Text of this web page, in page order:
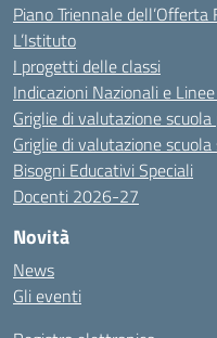
Piano Triennale dell’Offerta
L’Istituto
I progetti delle classi
Indicazioni Nazionali e
Griglie di valutazione
Griglie di valutazione
Bisogni Educativi Speciali
Docenti 2026-27
Novità
News
Gli eventi